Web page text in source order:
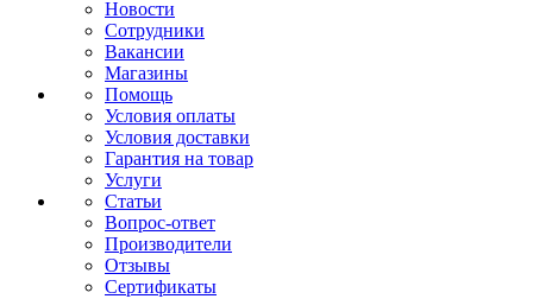
Новости
Сотрудники
Вакансии
Магазины
Помощь
Условия оплаты
Условия доставки
Гарантия на товар
Услуги
Статьи
Вопрос-ответ
Производители
Отзывы
Сертификаты